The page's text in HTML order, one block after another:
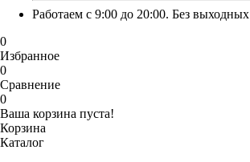
Работаем с 9:00 до 20:00. Без выходных
0
Избранное
0
Сравнение
0
Ваша корзина пуста!
Корзина
Каталог